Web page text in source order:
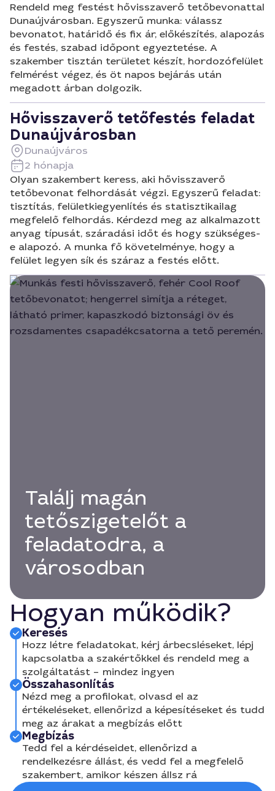
Rendeld meg festést hővisszaverő tetőbevonattal
Dunaújvárosban. Egyszerű munka: válassz
bevonatot, határidő és fix ár, előkészítés, alapozás
és festés, szabad időpont egyeztetése. A
szakember tisztán területet készít, hordozófelület
felmérést végez, és öt napos bejárás után
megadott árban dolgozik.
Hővisszaverő tetőfestés feladat
Dunaújvárosban
Dunaújváros
2 hónapja
Olyan szakembert keress, aki hővisszaverő
tetőbevonat felhordását végzi. Egyszerű feladat:
tisztítás, felületkiegyenlítés és statisztikailag
megfelelő felhordás. Kérdezd meg az alkalmazott
anyag típusát, száradási időt és hogy szükséges-
e alapozó. A munka fő követelménye, hogy a
felület legyen sík és száraz a festés előtt.
Találj magán
tetőszigetelőt a
feladatodra, a
városodban
Hogyan működik?
Keresés
Hozz létre feladatokat, kérj árbecsléseket, lépj
kapcsolatba a szakértőkkel és rendeld meg a
szolgáltatást – mindez ingyen
Összahasonlítás
Nézd meg a profilokat, olvasd el az
értékeléseket, ellenőrizd a képesítéseket és tudd
meg az árakat a megbízás előtt
Megbízás
Tedd fel a kérdéseidet, ellenőrizd a
rendelkezésre állást, és vedd fel a megfelelő
szakembert, amikor készen állsz rá